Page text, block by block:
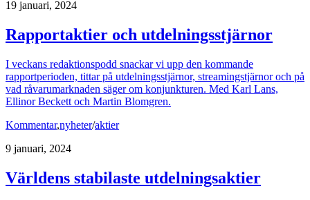
19 januari, 2024
Rapportaktier och utdelningsstjärnor
I veckans redaktionspodd snackar vi upp den kommande
rapportperioden, tittar på utdelningsstjärnor, streamingstjärnor och på
vad råvarumarknaden säger om konjunkturen. Med Karl Lans,
Ellinor Beckett och Martin Blomgren.
Kommentar,nyheter/aktier
9 januari, 2024
Världens stabilaste utdelningsaktier